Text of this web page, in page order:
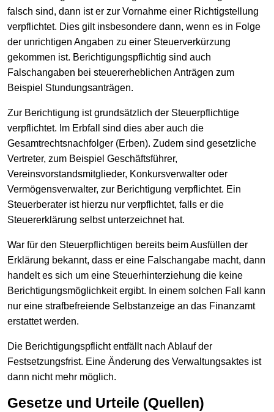
falsch sind, dann ist er zur Vornahme einer Richtigstellung
verpflichtet. Dies gilt insbesondere dann, wenn es in Folge
der unrichtigen Angaben zu einer Steuerverkürzung
gekommen ist. Berichtigungspflichtig sind auch
Falschangaben bei steuererheblichen Anträgen zum
Beispiel Stundungsanträgen.
Zur Berichtigung ist grundsätzlich der Steuerpflichtige
verpflichtet. Im Erbfall sind dies aber auch die
Gesamtrechtsnachfolger (Erben). Zudem sind gesetzliche
Vertreter, zum Beispiel Geschäftsführer,
Vereinsvorstandsmitglieder, Konkursverwalter oder
Vermögensverwalter, zur Berichtigung verpflichtet. Ein
Steuerberater ist hierzu nur verpflichtet, falls er die
Steuererklärung selbst unterzeichnet hat.
War für den Steuerpflichtigen bereits beim Ausfüllen der
Erklärung bekannt, dass er eine Falschangabe macht, dann
handelt es sich um eine Steuerhinterziehung die keine
Berichtigungsmöglichkeit ergibt. In einem solchen Fall kann
nur eine strafbefreiende Selbstanzeige an das Finanzamt
erstattet werden.
Die Berichtigungspflicht entfällt nach Ablauf der
Festsetzungsfrist. Eine Änderung des Verwaltungsaktes ist
dann nicht mehr möglich.
Gesetze und Urteile (Quellen)